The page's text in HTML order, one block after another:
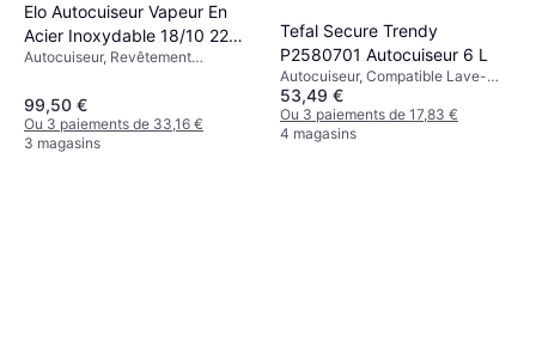
Elo Autocuiseur Vapeur En
Acier Inoxydable 18/10 22
cm 3 À 6 Litres Praktika Plus
Autocuiseur, Revêtement
99,50 €
Ou 3 paiements de 33,16 €
3 magasins
Tefal Secure Trendy
P2580701 Autocuiseur 6 L
Autocuiseur, Compatible Lave-
Vaisselle
53,49 €
Ou 3 paiements de 17,83 €
4 magasins